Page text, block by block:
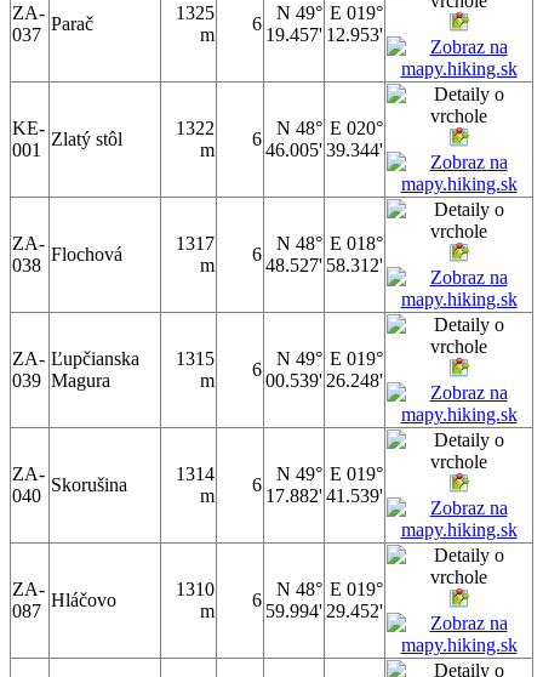
ZA-
037
Parač
1325
m
6
N 49°
19.457'
E 019°
12.953'
KE-
001
Zlatý stôl
1322
m
6
N 48°
46.005'
E 020°
39.344'
ZA-
038
Flochová
1317
m
6
N 48°
48.527'
E 018°
58.312'
ZA-
039
Ľupčianska
Magura
1315
m
6
N 49°
00.539'
E 019°
26.248'
ZA-
040
Skorušina
1314
m
6
N 49°
17.882'
E 019°
41.539'
ZA-
087
Hláčovo
1310
m
6
N 48°
59.994'
E 019°
29.452'